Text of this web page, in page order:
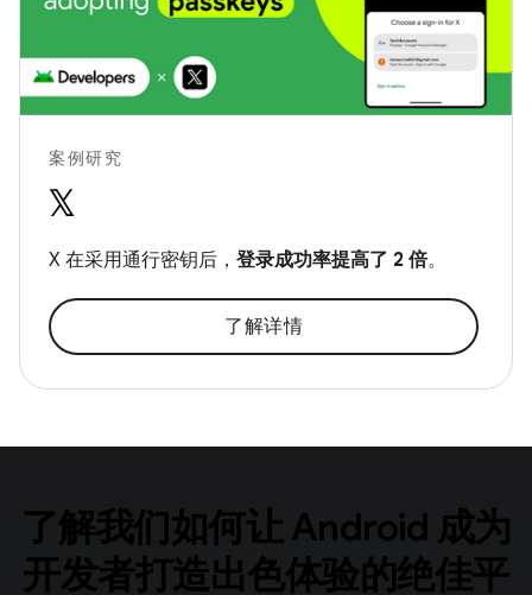
案例研究
X 在采用通行密钥后， 登录成功率提高了 2 倍。
了解详情
了解我们如何让 Android 成为
开发者打造出色体验的绝佳平